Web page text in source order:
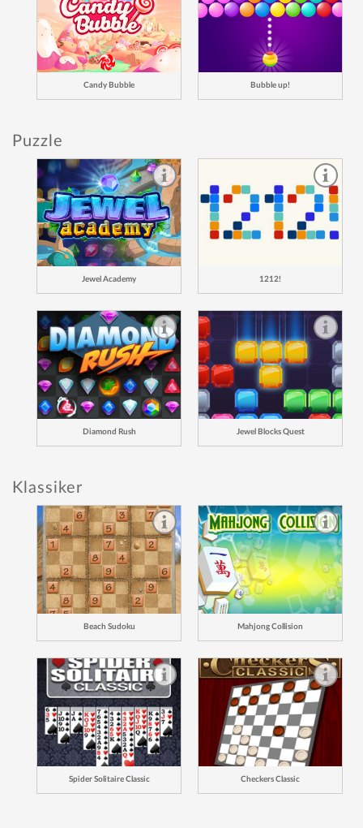
Candy Bubble Bubble up!
Puzzle
Jewel Academy 1212!
Diamond Rush Jewel Blocks Quest
Klassiker
Beach Sudoku Mahjong Collision
Spider Solitaire Classic Checkers Classic